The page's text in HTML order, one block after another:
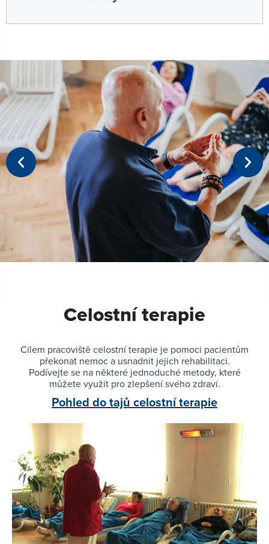
Celostní terapie
Cílem pracoviště celostní terapie je pomoci pacientům
překonat nemoc a usnadnit jejich rehabilitaci.
Podívejte se na některé jednoduché metody, které
můžete využít pro zlepšení svého zdraví.
Pohled do tajů celostní terapie